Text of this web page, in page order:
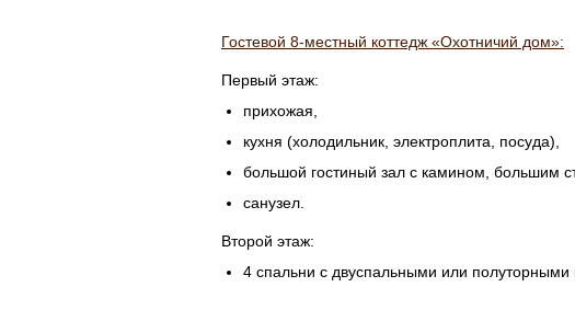
Гостевой 8-местный коттедж «Охотничий дом»:
Первый этаж:
прихожая,
кухня (холодильник, электроплита, посуда),
большой гостиный зал с камином, большим
санузел.
Второй этаж:
4 спальни с двуспальными или